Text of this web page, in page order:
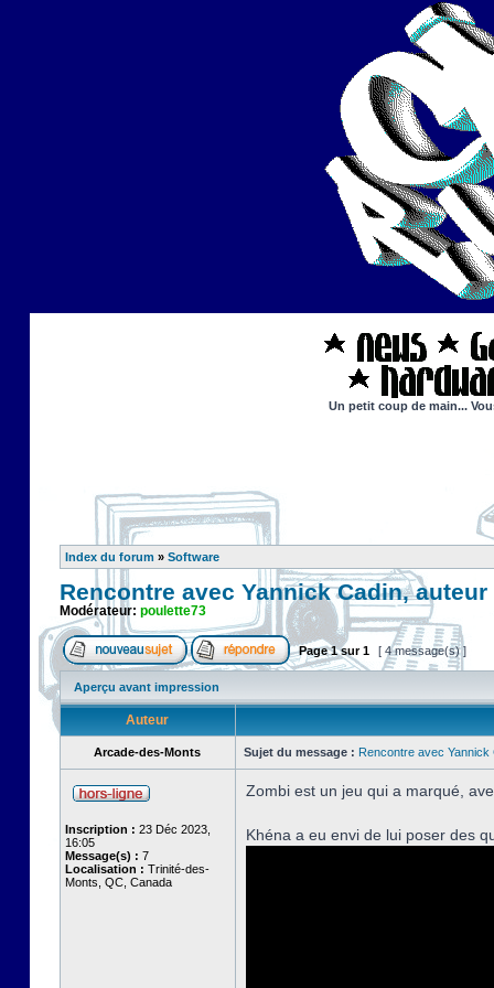
Un petit coup de main...
Index du forum » Software
Rencontre avec Yannick Cadin,
Modérateur: poulette73
Page1sur1 [ 4 message(s) ]
Aperçu avant impression
Auteur
Arcade-des-Monts Sujet du message : Rencontre avec Yannick
Inscription : 23 Déc 2023,
16:05
Message(s) : 7
Localisation : Trinité-des-
Monts, QC, Canada
Zombi est un jeu qui a marqué,
Khéna a eu envi de lui poser des